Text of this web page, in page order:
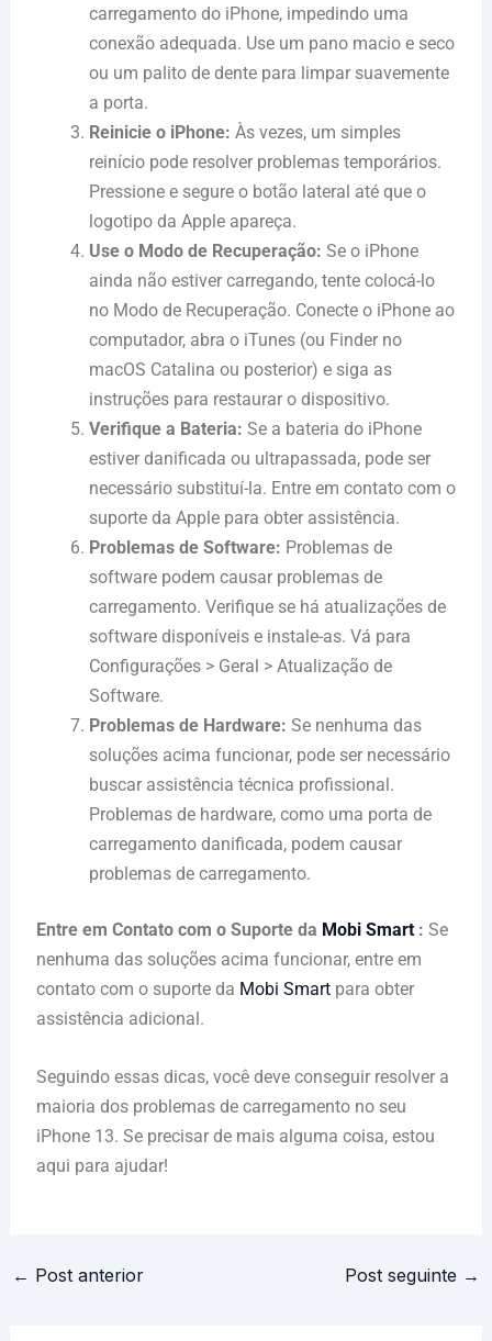
carregamento do iPhone, impedindo uma
conexão adequada. Use um pano macio e seco
ou um palito de dente para limpar suavemente
a porta.
Reinicie o iPhone: Às vezes, um simples
reinício pode resolver problemas temporários.
Pressione e segure o botão lateral até que o
logotipo da Apple apareça.
Use o Modo de Recuperação: Se o iPhone
ainda não estiver carregando, tente colocá-lo
no Modo de Recuperação. Conecte o iPhone ao
computador, abra o iTunes (ou Finder no
macOS Catalina ou posterior) e siga as
instruções para restaurar o dispositivo.
Verifique a Bateria: Se a bateria do iPhone
estiver danificada ou ultrapassada, pode ser
necessário substituí-la. Entre em contato com o
suporte da Apple para obter assistência.
Problemas de Software: Problemas de
software podem causar problemas de
carregamento. Verifique se há atualizações de
software disponíveis e instale-as. Vá para
Configurações > Geral > Atualização de
Software.
Problemas de Hardware: Se nenhuma das
soluções acima funcionar, pode ser necessário
buscar assistência técnica profissional.
Problemas de hardware, como uma porta de
carregamento danificada, podem causar
problemas de carregamento.
Entre em Contato com o Suporte da Mobi Smart : Se
nenhuma das soluções acima funcionar, entre em
contato com o suporte da Mobi Smart para obter
assistência adicional.
Seguindo essas dicas, você deve conseguir resolver a
maioria dos problemas de carregamento no seu
iPhone 13. Se precisar de mais alguma coisa, estou
aqui para ajudar!
← Post anterior Post seguinte →